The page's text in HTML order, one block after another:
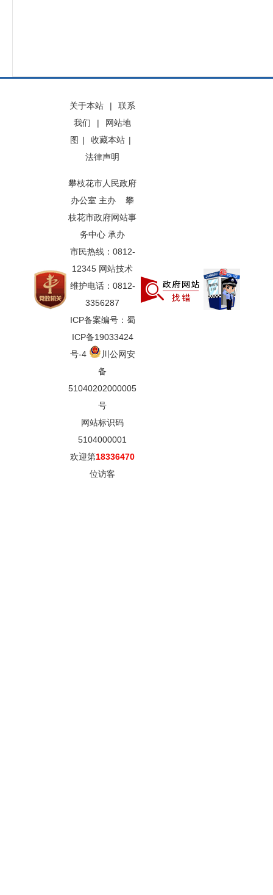
关于本站 |
联系
我们
|
网站地
图 | 收藏本站 |
法律声明
攀枝花市人民政府
办公室 主办 攀
枝花市政府网站事
务中心 承办
市民热线：0812-
12345 网站技术
维护电话：0812-
3356287
ICP备案编号：蜀
ICP备19033424
号-4
川公网安
备
51040202000005
号
网站标识码
5104000001
欢迎第18336470
位访客